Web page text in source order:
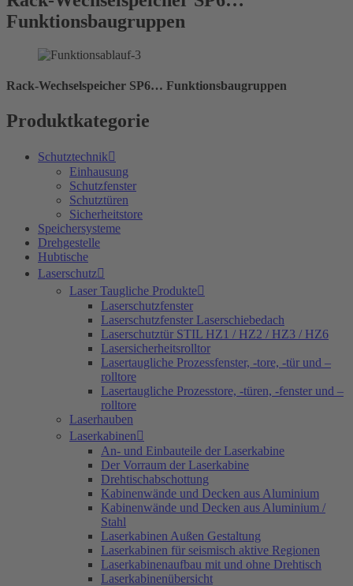
Funktionsbaugruppen
Rack-Wechselspeicher SP6… Funktionsbaugruppen
Produktkategorie
Schutztechnik
Einhausung
Schutzfenster
Schutztüren
Sicherheitstore
Speichersysteme
Drehgestelle
Hubtische
Laserschutz
Laser Taugliche Produkte
Laserschutzfenster
Laserschutzfenster Laserschiebedach
Laserschutztür STIL HZ1 / HZ2 / HZ3 / HZ6
Lasersicherheitsrolltor
Lasertaugliche Prozessfenster, -tore, -tür und –
rolltore
Lasertaugliche Prozesstore, -türen, -fenster und –
rolltore
Laserhauben
Laserkabinen
An- und Einbauteile der Laserkabine
Der Vorraum der Laserkabine
Drehtischabschottung
Kabinenwände und Decken aus Aluminium
Kabinenwände und Decken aus Aluminium /
Stahl
Laserkabinen Außen Gestaltung
Laserkabinen für seismisch aktive Regionen
Laserkabinenaufbau mit und ohne Drehtisch
Laserkabinenübersicht